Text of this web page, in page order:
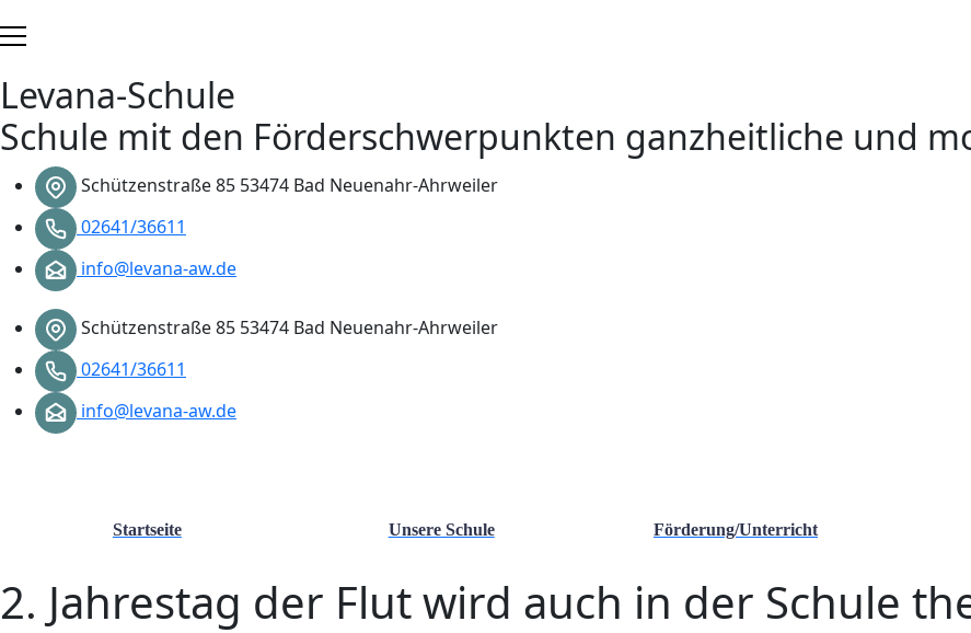
Inhalt
Levana-Schule
Schule mit den Förderschwerpunkten ganzheitliche und
Schützenstraße 85 53474 Bad Neuenahr-Ahrweiler
02641/36611
info@levana-aw.de
Schützenstraße 85 53474 Bad Neuenahr-Ahrweiler
02641/36611
info@levana-aw.de
Startseite Unsere Schule Förderung/Unterricht
2. Jahrestag der Flut wird auch in der Schule